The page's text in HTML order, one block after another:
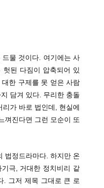
드물 것이다. 여기에는 사
된 다짐이 압축되어 있
한 구제를 못 얻은 사람
담겨 있다. 무리한 충돌
가 바로 법인데, 현실에
껴진다면 그런 모순이 또
법정드라마다. 하지만 온
극, 거대한 정치비리 같
. 그저 제목 그대로 큰 로